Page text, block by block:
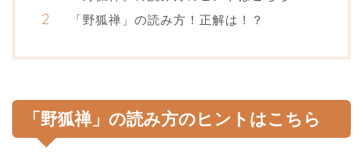
「野狐禅」の読み方！正解は！？
「野狐禅」の読み方のヒントはこちら